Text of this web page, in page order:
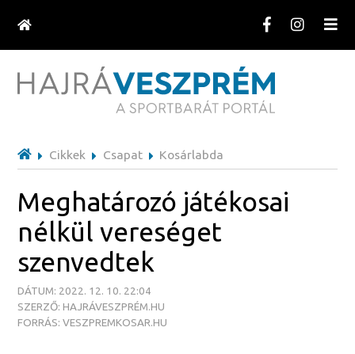
Cikkek Csapat Kosárlabda
Meghatározó játékosai
nélkül vereséget
szenvedtek
DÁTUM: 2022. 12. 10. 22:04
SZERZŐ: HAJRÁVESZPRÉM.HU
FORRÁS: VESZPREMKOSAR.HU